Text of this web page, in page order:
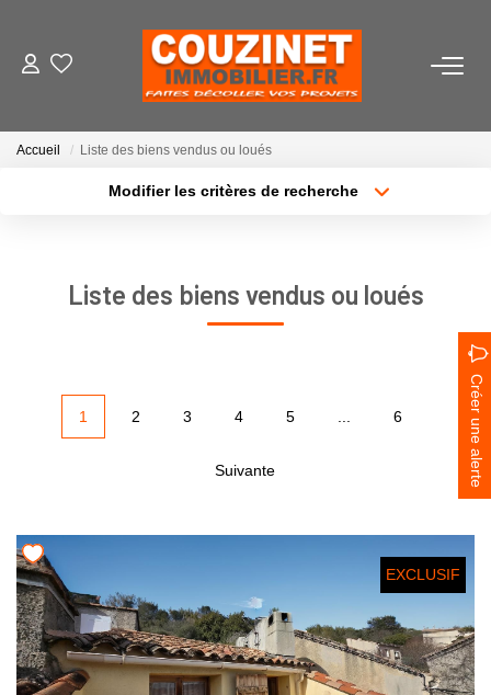
AGENCE
Nos Actualités
CONTACT
Accueil Liste des biens vendus ou loués
Modifier les critères de recherche
Surface min
Liste des biens vendus ou loués
Créer une alerte
1 2 3 4 5 6
Suivante
EXCLUSIF